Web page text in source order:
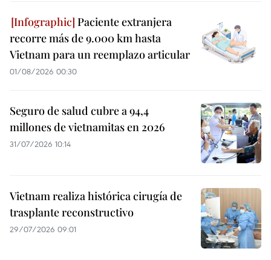
Paciente extranjera
recorre más de 9.000 km hasta
Vietnam para un reemplazo articular
01/08/2026 00:30
Seguro de salud cubre a 94,4
millones de vietnamitas en 2026
31/07/2026 10:14
Vietnam realiza histórica cirugía de
trasplante reconstructivo
29/07/2026 09:01